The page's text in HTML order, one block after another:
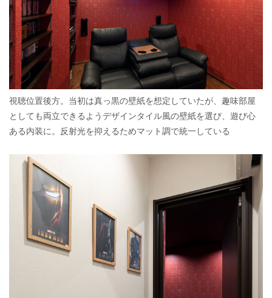
視聴位置後方。当初は真っ黒の壁紙を想定していたが、趣味部屋
としても両立できるようデザインタイル風の壁紙を選び、遊び心
ある内装に。反射光を抑えるためマット調で統一している